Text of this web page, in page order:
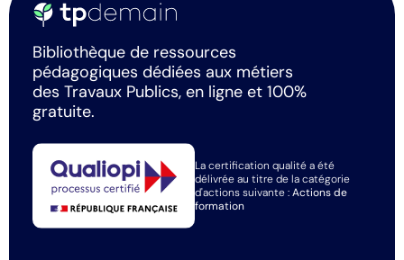
Bibliothèque de ressources
pédagogiques dédiées aux métiers
des Travaux Publics, en ligne et 100%
gratuite.
La certification qualité a été
délivrée au titre de la catégorie
d'actions suivante :Actions de
formation